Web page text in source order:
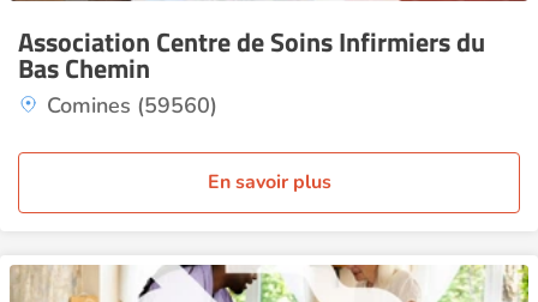
Association Centre de Soins Infirmiers du
Bas Chemin
Comines (59560)
En savoir plus